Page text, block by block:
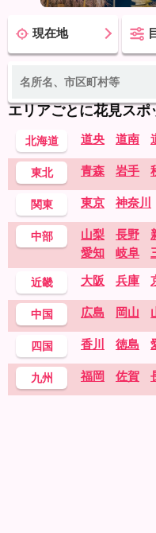
現在地
エリアごとに花見スポ
北海道 道央 道南
東北 青森 岩手
関東 東京 神奈川
中部 山梨 長野
愛知
岐阜
近畿 大阪 兵庫
中国 広島 岡山
四国 香川 徳島
九州 福岡 佐賀